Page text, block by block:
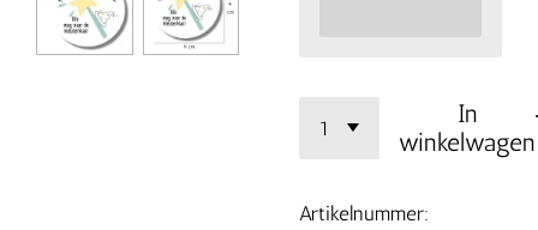
In
winkelwagen
Artikelnummer: